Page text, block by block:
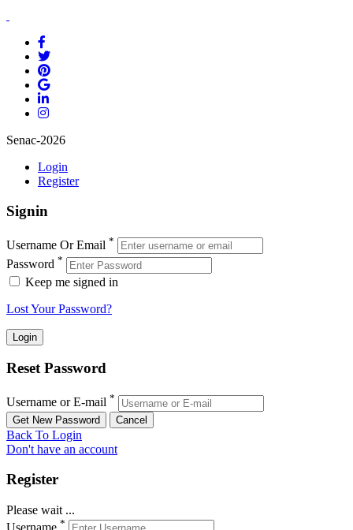
Senac-2026
Login
Register
Signin
Username Or Email *
Password *
Keep me signed in
Lost Your Password?
Reset Password
Username or E-mail *
Back To Login
Don't have an account
Register
Please wait ...
*